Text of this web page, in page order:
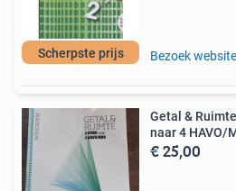
Scherpste prijs Bezoek website
Getal &
naar 4 HAVO/
€ 25,00